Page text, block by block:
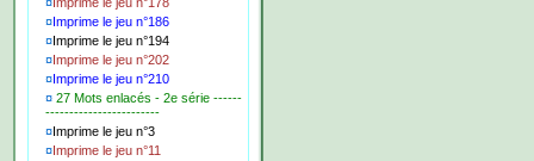
¤Imprime le jeu n°186
¤Imprime le jeu n°194
¤Imprime le jeu n°202
¤Imprime le jeu n°210
¤ 27 Mots enlacés - 2e série ------
------------------------
¤Imprime le jeu n°3
¤Imprime le jeu n°11